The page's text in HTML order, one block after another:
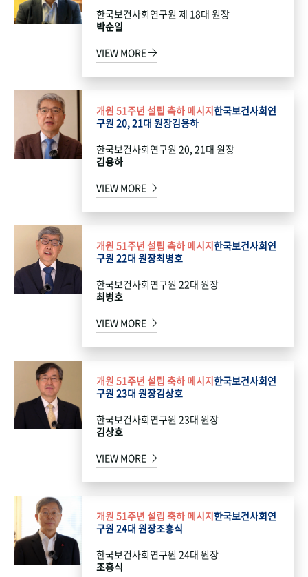
한국보건사회연구원 제 18대 원장
박순일
VIEW MORE
개원 51주년 설립 축하 메시지한국보건사회연
구원 20, 21대 원장김용하
한국보건사회연구원 20, 21대 원장
김용하
VIEW MORE
개원 51주년 설립 축하 메시지한국보건사회연
구원 22대 원장최병호
한국보건사회연구원 22대 원장
최병호
VIEW MORE
개원 51주년 설립 축하 메시지한국보건사회연
구원 23대 원장김상호
한국보건사회연구원 23대 원장
김상호
VIEW MORE
개원 51주년 설립 축하 메시지한국보건사회연
구원 24대 원장조흥식
한국보건사회연구원 24대 원장
조흥식